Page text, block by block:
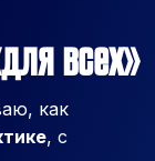
всех»
как
, с